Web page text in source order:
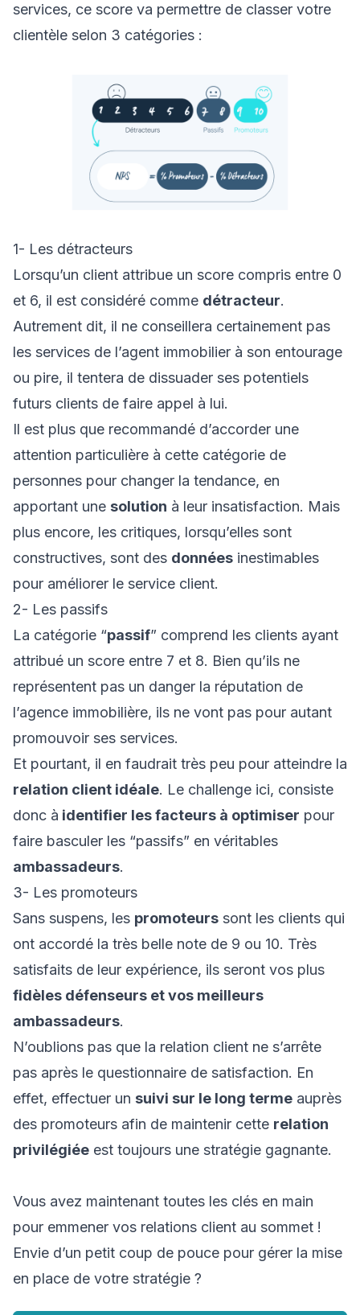
services, ce score va permettre de classer votre
clientèle selon 3 catégories :
1- Les détracteurs
Lorsqu’un client attribue un score compris entre 0
et 6, il est considéré comme détracteur.
Autrement dit, il ne conseillera certainement pas
les services de l’agent immobilier à son entourage
ou pire, il tentera de dissuader ses potentiels
futurs clients de faire appel à lui.
Il est plus que recommandé d’accorder une
attention particulière à cette catégorie de
personnes pour changer la tendance, en
apportant une solution à leur insatisfaction. Mais
plus encore, les critiques, lorsqu’elles sont
constructives, sont des données inestimables
pour améliorer le service client.
2- Les passifs
La catégorie “passif” comprend les clients ayant
attribué un score entre 7 et 8. Bien qu’ils ne
représentent pas un danger la réputation de
l’agence immobilière, ils ne vont pas pour autant
promouvoir ses services.
Et pourtant, il en faudrait très peu pour atteindre la
relation client idéale. Le challenge ici, consiste
donc à identifier les facteurs à optimiser pour
faire basculer les “passifs” en véritables
ambassadeurs.
3- Les promoteurs
Sans suspens, les promoteurs sont les clients qui
ont accordé la très belle note de 9 ou 10. Très
satisfaits de leur expérience, ils seront vos plus
fidèles défenseurs et vos meilleurs
ambassadeurs.
N’oublions pas que la relation client ne s’arrête
pas après le questionnaire de satisfaction. En
effet, effectuer un suivi sur le long terme auprès
des promoteurs afin de maintenir cette relation
privilégiée est toujours une stratégie gagnante.
Vous avez maintenant toutes les clés en main
pour emmener vos relations client au sommet !
Envie d’un petit coup de pouce pour gérer la mise
en place de votre stratégie ?